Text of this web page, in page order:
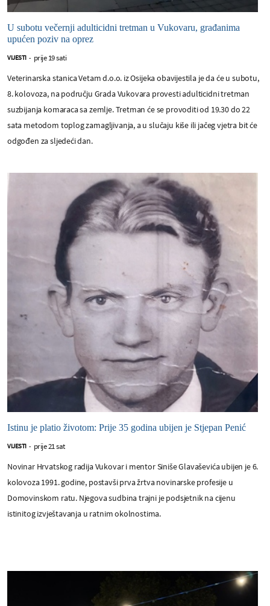
U subotu večernji adulticidni tretman u Vukovaru, građanima
upućen poziv na oprez
VIJESTI - prije 19 sati
Veterinarska stanica Vetam d.o.o. iz Osijeka obavijestila je da će u subotu,
8. kolovoza, na području Grada Vukovara provesti adulticidni tretman
suzbijanja komaraca sa zemlje. Tretman će se provoditi od 19.30 do 22
sata metodom toplog zamagljivanja, a u slučaju kiše ili jačeg vjetra bit će
odgođen za sljedeći dan.
Istinu je platio životom: Prije 35 godina ubijen je Stjepan Penić
VIJESTI - prije 21 sat
Novinar Hrvatskog radija Vukovar i mentor Siniše Glavaševića ubijen je 6.
kolovoza 1991. godine, postavši prva žrtva novinarske profesije u
Domovinskom ratu. Njegova sudbina trajni je podsjetnik na cijenu
istinitog izvještavanja u ratnim okolnostima.